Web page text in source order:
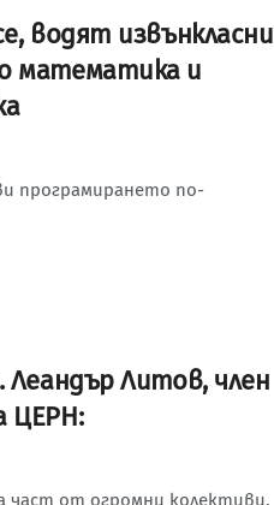
водят извънкласни
математика и
програмирането по-
Литов, член
ЦЕРН:
част от огромни колективи,